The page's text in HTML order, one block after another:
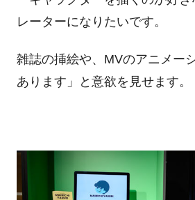
レーターになりたいです。
雑誌の挿絵や、MVのアニメー
あります」と意欲を見せます。